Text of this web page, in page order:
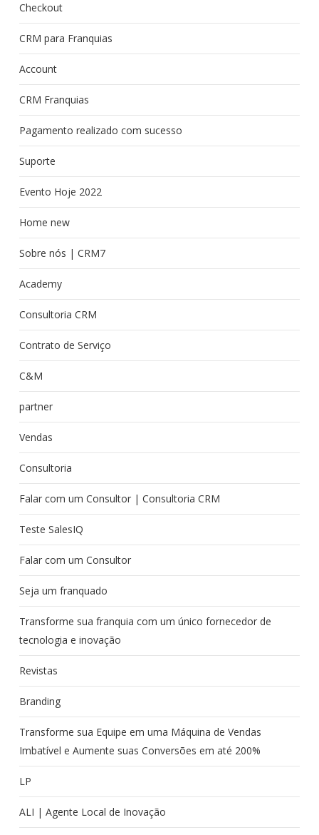
Checkout
CRM para Franquias
Account
CRM Franquias
Pagamento realizado com sucesso
Suporte
Evento Hoje 2022
Home new
Sobre nós | CRM7
Academy
Consultoria CRM
Contrato de Serviço
C&M
partner
Vendas
Consultoria
Falar com um Consultor | Consultoria CRM
Teste SalesIQ
Falar com um Consultor
Seja um franquado
Transforme sua franquia com um único fornecedor de
tecnologia e inovação
Revistas
Branding
Transforme sua Equipe em uma Máquina de Vendas
Imbatível e Aumente suas Conversões em até 200%
LP
ALI | Agente Local de Inovação